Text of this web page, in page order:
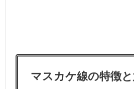
マスカケ線の特徴